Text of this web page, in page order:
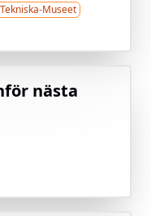
Tekniska-Museet
nästa